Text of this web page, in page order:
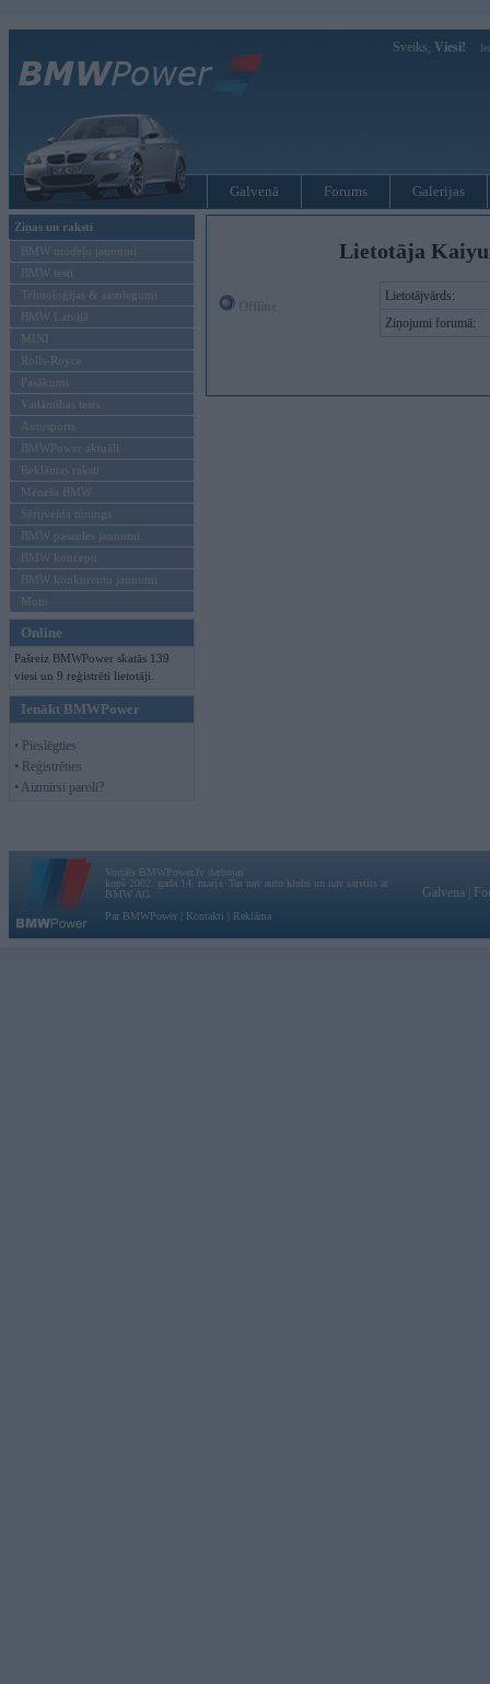
Sveiks, Viesi!
Galvenā Forums Galerijas
Ziņas un raksti
BMW modeļu jaunumi
BMW testi
Tehnoloģijas & sasniegumi
BMW Latvijā
MINI
Rolls-Royce
Pasākumi
Vadāmības tests
Autosports
BMWPower aktuāli
Reklāmas raksti
Mēneša BMW
Sērijveida tūnings
BMW pasaules jaunumi
BMW koncepti
BMW konkurentu jaunumi
Moto
Online
Pašreiz BMWPower skatās 139
viesi un 9 reģistrēti lietotāji.
Ienākt BMWPower
• Pieslēgties
• Reģistrēties
• Aizmirsi paroli?
Lietotāja
Lietotājvārds:
Ziņojumi forumā:
Vortāls BMWPower.lv darbojas
kopš 2002. gada 14. maija. Tas nav auto klubs un nav saistīts ar
BMW AG.
Par BMWPower
Kontakti Reklāma
Galvena